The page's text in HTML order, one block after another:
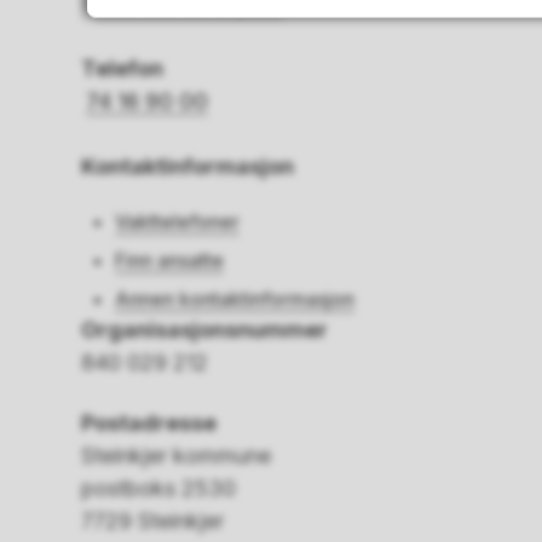
Telefon
74 16 90 00
Kontaktinformasjon
Vakttelefoner
Finn ansatte
Annen kontaktinformasjon
Organisasjonsnummer
840 029 212
Postadresse
Steinkjer kommune
postboks 2530
7729 Steinkjer